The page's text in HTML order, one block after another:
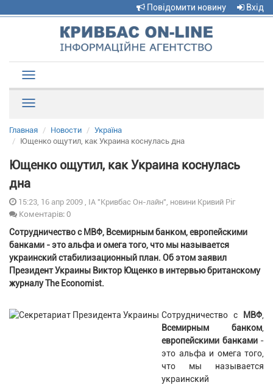
Повідомити новину Вхід
navigation
Главная Новости
Україна
Ющенко ощутил, как Украина коснулась дна
Ющенко ощутил, как Украина коснулась
дна
15:23, 16 апр 2009 , ІА "Кривбас Он-лайн", новини Кривий Ріг
Коментарів: 0
Сотрудничество с МВФ, Всемирным банком, европейскими
банками - это альфа и омега того, что мы называется
украинский стабилизационный план. Об этом заявил
Президент Украины Виктор Ющенко в интервью британскому
журналу The Economist.
Сотрудничество с МВФ,
Всемирным банком,
европейскими банками -
это альфа и омега того,
что мы называется
украинский